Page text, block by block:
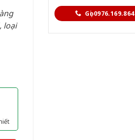
Gọi 0976.169.864
loại